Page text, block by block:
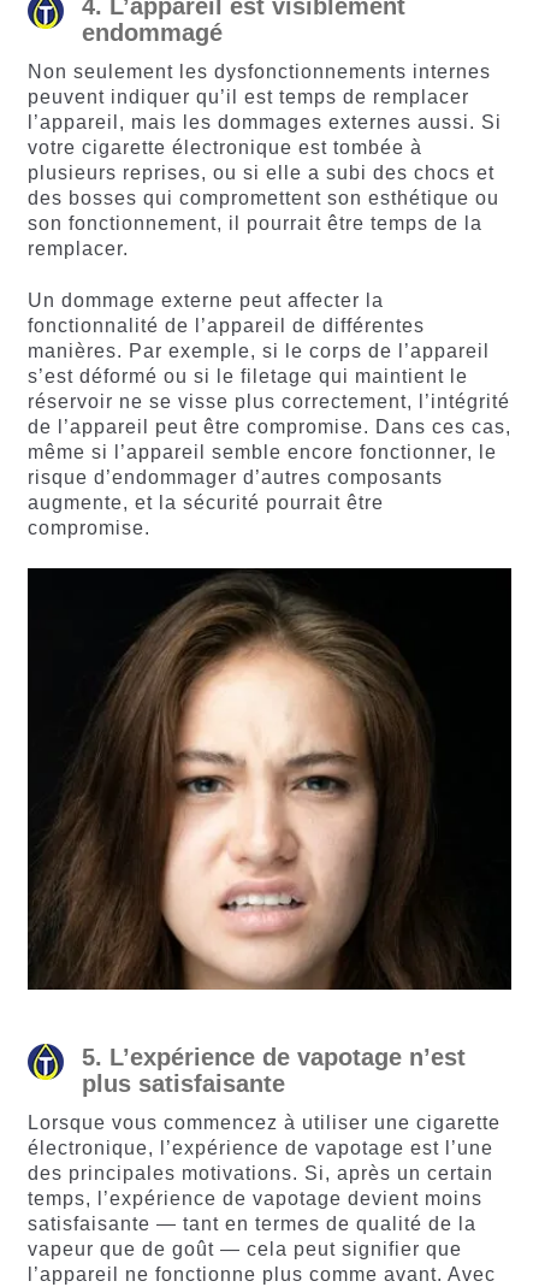
4. L’appareil est visiblement
endommagé
Non seulement les dysfonctionnements internes
peuvent indiquer qu’il est temps de remplacer
l’appareil, mais les dommages externes aussi. Si
votre cigarette électronique est tombée à
plusieurs reprises, ou si elle a subi des chocs et
des bosses qui compromettent son esthétique ou
son fonctionnement, il pourrait être temps de la
remplacer.
Un dommage externe peut affecter la
fonctionnalité de l’appareil de différentes
manières. Par exemple, si le corps de l’appareil
s’est déformé ou si le filetage qui maintient le
réservoir ne se visse plus correctement, l’intégrité
de l’appareil peut être compromise. Dans ces cas,
même si l’appareil semble encore fonctionner, le
risque d’endommager d’autres composants
augmente, et la sécurité pourrait être
compromise.
5. L’expérience de vapotage n’est
plus satisfaisante
Lorsque vous commencez à utiliser une cigarette
électronique, l’expérience de vapotage est l’une
des principales motivations. Si, après un certain
temps, l’expérience de vapotage devient moins
satisfaisante — tant en termes de qualité de la
vapeur que de goût — cela peut signifier que
l’appareil ne fonctionne plus comme avant. Avec